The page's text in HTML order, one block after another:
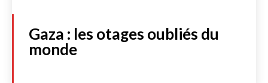
Gaza : les otages oubliés du
monde